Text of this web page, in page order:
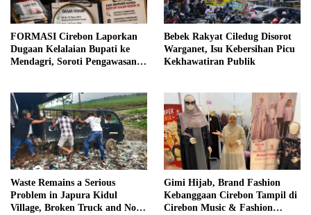
FORMASI Cirebon Laporkan
Dugaan Kelalaian Bupati ke
Mendagri, Soroti Pengawasan
Bebek Rakyat Ciledug Disorot
Warganet, Isu Kebersihan Picu
Kekhawatiran Publik
Waste Remains a Serious
Problem in Japura Kidul
Village, Broken Truck and No
Gimi Hijab, Brand Fashion
Kebanggaan Cirebon Tampil di
Cirebon Music & Fashion